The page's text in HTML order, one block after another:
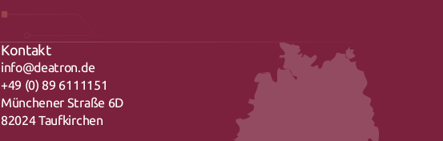
Kontakt
info@deatron.de
+49 (0) 89 6111151
Münchener Straße 6D
82024 Taufkirchen